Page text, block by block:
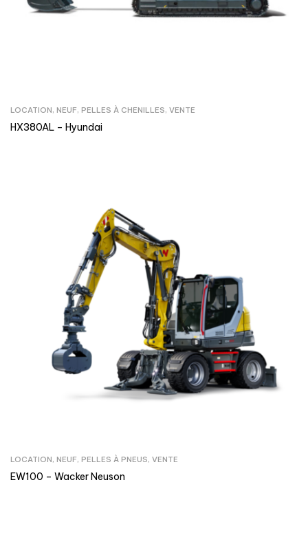
LOCATION, NEUF, PELLES À CHENILLES, VENTE
HX380AL – Hyundai
LOCATION, NEUF, PELLES À PNEUS, VENTE
EW100 – Wacker Neuson